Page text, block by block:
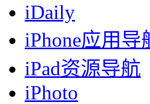
iDaily
iPhone应用导
iPad资源导航
iPhoto